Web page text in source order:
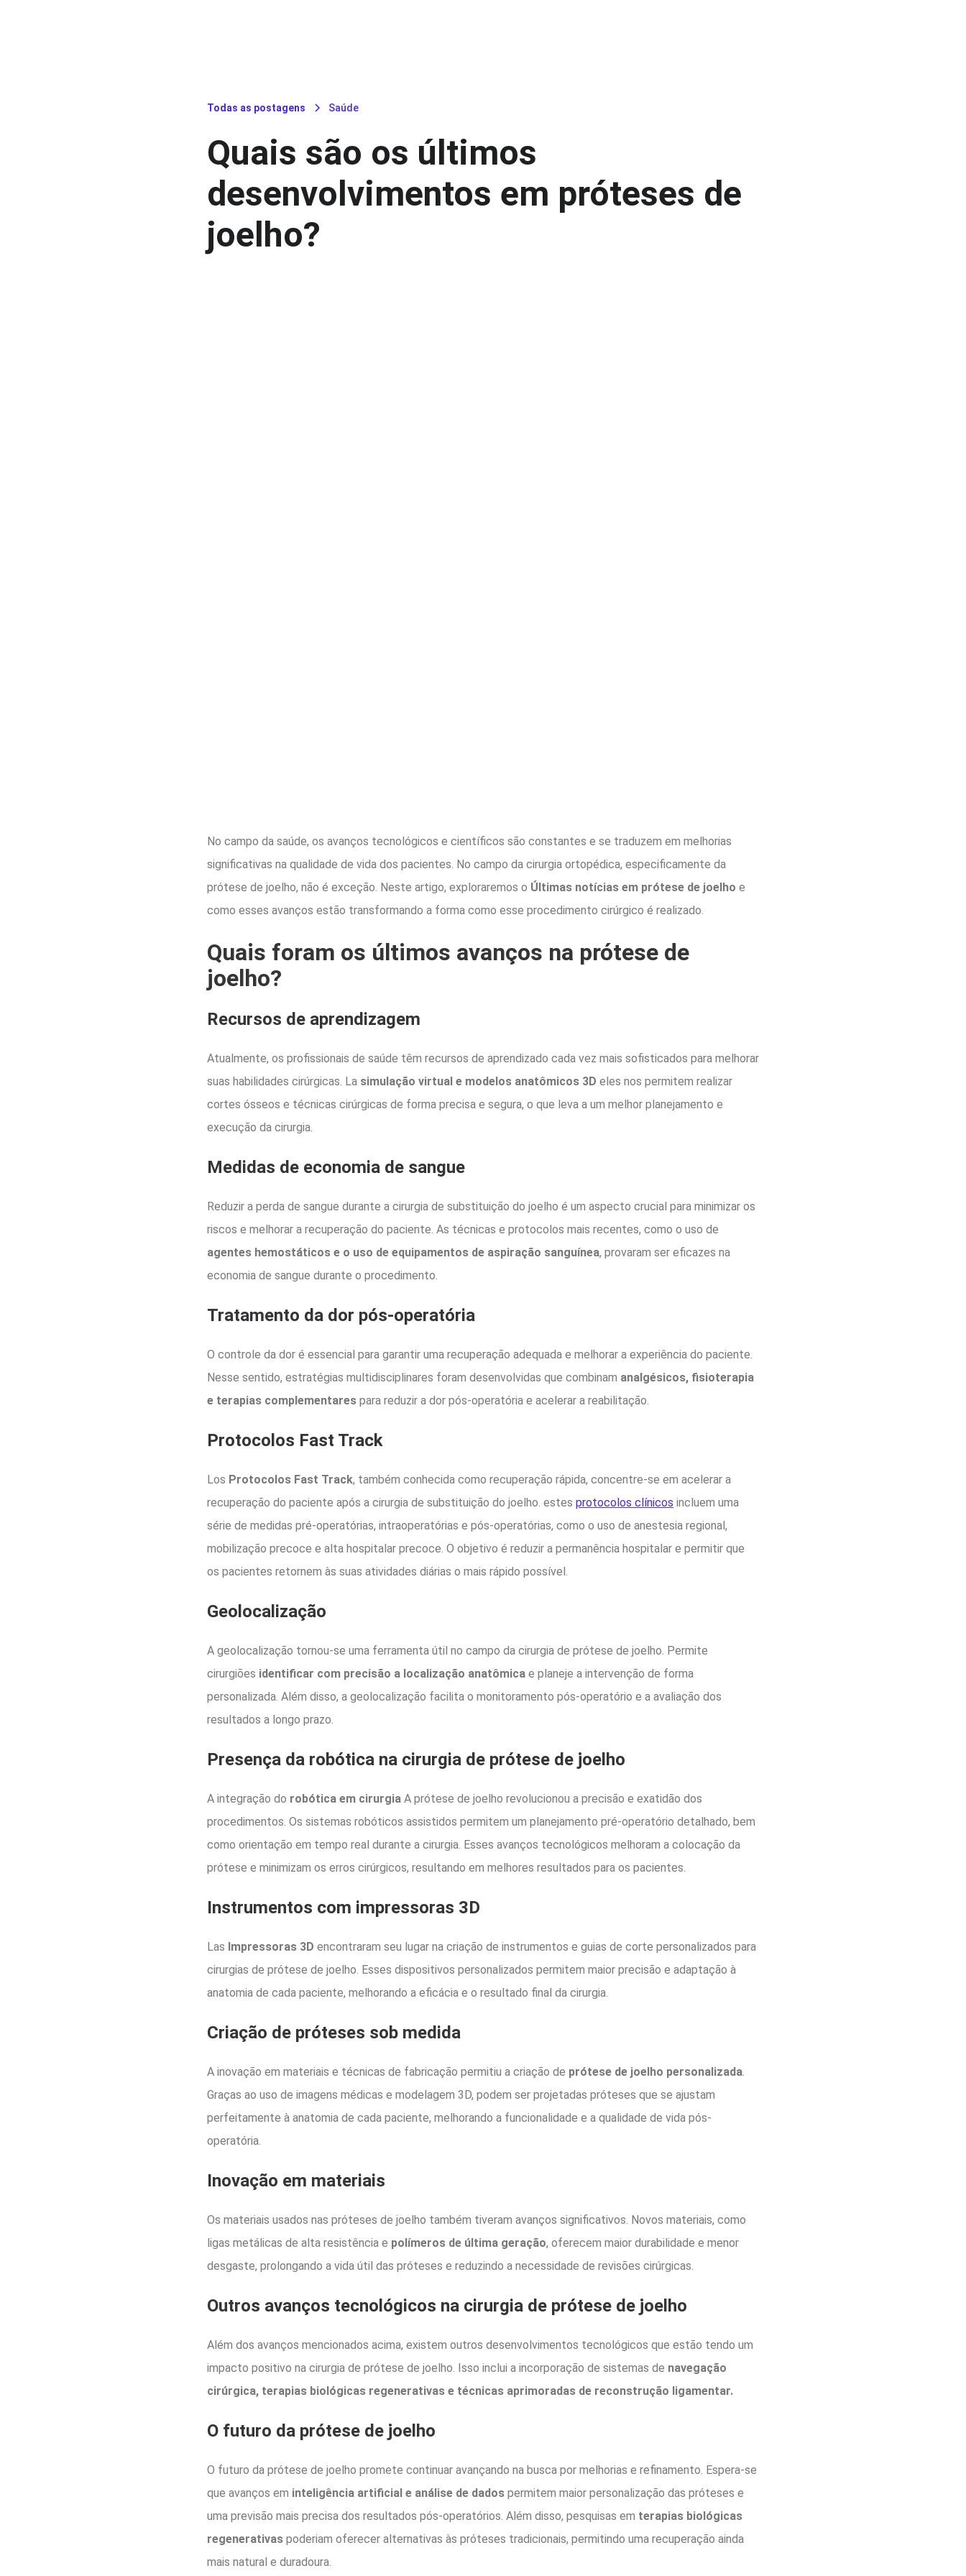
Todas as postagens Saúde
Quais são os últimos
desenvolvimentos em próteses de
joelho?
No campo da saúde, os avanços tecnológicos e científicos são constantes e se traduzem em melhorias
significativas na qualidade de vida dos pacientes. No campo da cirurgia ortopédica, especificamente da
prótese de joelho, não é exceção. Neste artigo, exploraremos o Últimas notícias em prótese de joelho e
como esses avanços estão transformando a forma como esse procedimento cirúrgico é realizado.
Quais foram os últimos avanços na prótese de
joelho?
Recursos de aprendizagem
Atualmente, os profissionais de saúde têm recursos de aprendizado cada vez mais sofisticados para melhorar
suas habilidades cirúrgicas. La simulação virtual e modelos anatômicos 3D eles nos permitem realizar
cortes ósseos e técnicas cirúrgicas de forma precisa e segura, o que leva a um melhor planejamento e
execução da cirurgia.
Medidas de economia de sangue
Reduzir a perda de sangue durante a cirurgia de substituição do joelho é um aspecto crucial para minimizar os
riscos e melhorar a recuperação do paciente. As técnicas e protocolos mais recentes, como o uso de
agentes hemostáticos e o uso de equipamentos de aspiração sanguínea, provaram ser eficazes na
economia de sangue durante o procedimento.
Tratamento da dor pós-operatória
O controle da dor é essencial para garantir uma recuperação adequada e melhorar a experiência do paciente.
Nesse sentido, estratégias multidisciplinares foram desenvolvidas que combinam analgésicos, fisioterapia
e terapias complementares para reduzir a dor pós-operatória e acelerar a reabilitação.
Protocolos Fast Track
Los Protocolos Fast Track, também conhecida como recuperação rápida, concentre-se em acelerar a
recuperação do paciente após a cirurgia de substituição do joelho. estes protocolos clínicos incluem uma
série de medidas pré-operatórias, intraoperatórias e pós-operatórias, como o uso de anestesia regional,
mobilização precoce e alta hospitalar precoce. O objetivo é reduzir a permanência hospitalar e permitir que
os pacientes retornem às suas atividades diárias o mais rápido possível.
Geolocalização
A geolocalização tornou-se uma ferramenta útil no campo da cirurgia de prótese de joelho. Permite
cirurgiões identificar com precisão a localização anatômica e planeje a intervenção de forma
personalizada. Além disso, a geolocalização facilita o monitoramento pós-operatório e a avaliação dos
resultados a longo prazo.
Presença da robótica na cirurgia de prótese de joelho
A integração do robótica em cirurgia A prótese de joelho revolucionou a precisão e exatidão dos
procedimentos. Os sistemas robóticos assistidos permitem um planejamento pré-operatório detalhado, bem
como orientação em tempo real durante a cirurgia. Esses avanços tecnológicos melhoram a colocação da
prótese e minimizam os erros cirúrgicos, resultando em melhores resultados para os pacientes.
Instrumentos com impressoras 3D
Las Impressoras 3D encontraram seu lugar na criação de instrumentos e guias de corte personalizados para
cirurgias de prótese de joelho. Esses dispositivos personalizados permitem maior precisão e adaptação à
anatomia de cada paciente, melhorando a eficácia e o resultado final da cirurgia.
Criação de próteses sob medida
A inovação em materiais e técnicas de fabricação permitiu a criação de prótese de joelho personalizada.
Graças ao uso de imagens médicas e modelagem 3D, podem ser projetadas próteses que se ajustam
perfeitamente à anatomia de cada paciente, melhorando a funcionalidade e a qualidade de vida pós-
operatória.
Inovação em materiais
Os materiais usados nas próteses de joelho também tiveram avanços significativos. Novos materiais, como
ligas metálicas de alta resistência e polímeros de última geração, oferecem maior durabilidade e menor
desgaste, prolongando a vida útil das próteses e reduzindo a necessidade de revisões cirúrgicas.
Outros avanços tecnológicos na cirurgia de prótese de joelho
Além dos avanços mencionados acima, existem outros desenvolvimentos tecnológicos que estão tendo um
impacto positivo na cirurgia de prótese de joelho. Isso inclui a incorporação de sistemas de navegação
cirúrgica, terapias biológicas regenerativas e técnicas aprimoradas de reconstrução ligamentar.
O futuro da prótese de joelho
O futuro da prótese de joelho promete continuar avançando na busca por melhorias e refinamento. Espera-se
que avanços em inteligência artificial e análise de dados permitem maior personalização das próteses e
uma previsão mais precisa dos resultados pós-operatórios. Além disso, pesquisas em terapias biológicas
regenerativas poderiam oferecer alternativas às próteses tradicionais, permitindo uma recuperação ainda
mais natural e duradoura.